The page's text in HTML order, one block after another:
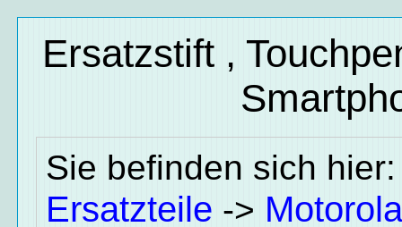
Ersatzstift ,
Sie befinden sich
Ersatzteile ->